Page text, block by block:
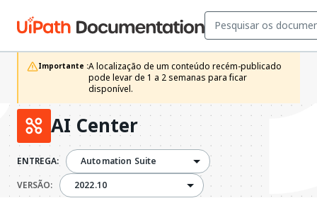
Importante :A localização de um conteúdo recém-publicado
pode levar de 1 a 2 semanas para ficar
disponível.
AI Center
ENTREGA:
Automation Suite
VERSÃO:2022.102022.10